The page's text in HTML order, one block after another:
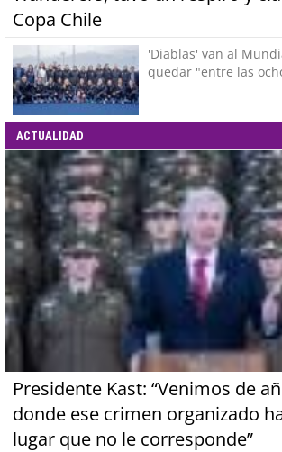
Copa Chile
'Diablas' van al
quedar "entre las
ACTUALIDAD
Presidente Kast: “Venimos de
donde ese crimen organizado
lugar que no le corresponde”